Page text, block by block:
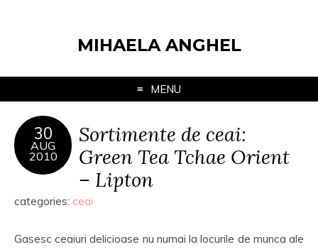
MIHAELA ANGHEL
MENU
30
AUG
2010
Sortimente de ceai:
Green Tea Tchae Orient
– Lipton
categories: ceai
Gasesc ceaiuri delicioase nu numai la locurile de munca ale